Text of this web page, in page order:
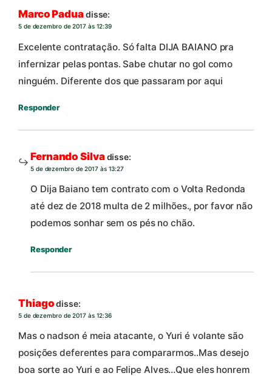
Marco Paduadisse:
5 de dezembro de 2017 às 12:39
Excelente contratação. Só falta DIJA BAIANO pra
infernizar pelas pontas. Sabe chutar no gol como
ninguém. Diferente dos que passaram por aqui
Responder
Fernando Silvadisse:
5 de dezembro de 2017 às 13:27
O Dija Baiano tem contrato com o Volta Redonda
até dez de 2018 multa de 2 milhões., por favor não
podemos sonhar sem os pés no chão.
Responder
Thiagodisse:
5 de dezembro de 2017 às 12:36
Mas o nadson é meia atacante, o Yuri é volante são
posições deferentes para compararmos..Mas desejo
boa sorte ao Yuri e ao Felipe Alves…Que eles honrem